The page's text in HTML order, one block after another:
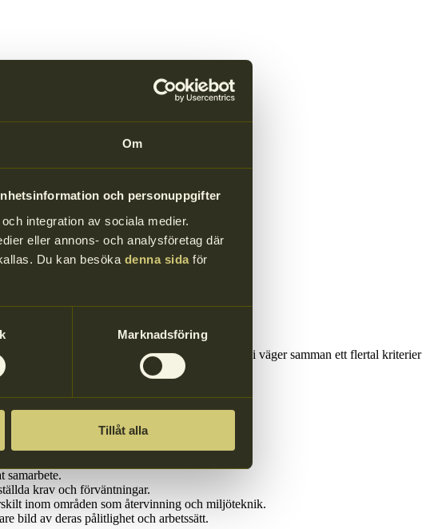
Om
och personuppgifter
integration av sociala medier.
eller annons- och analysföretag där
Du kan besöka denna sidaför
Marknadsföring
Tillåt alla
Det handlar inte bara om priset, utan vi väger samman ett flertal kriterier
samarbete.
krav och förväntningar.
inom områden som återvinning och miljöteknik.
bild av deras pålitlighet och arbetssätt.